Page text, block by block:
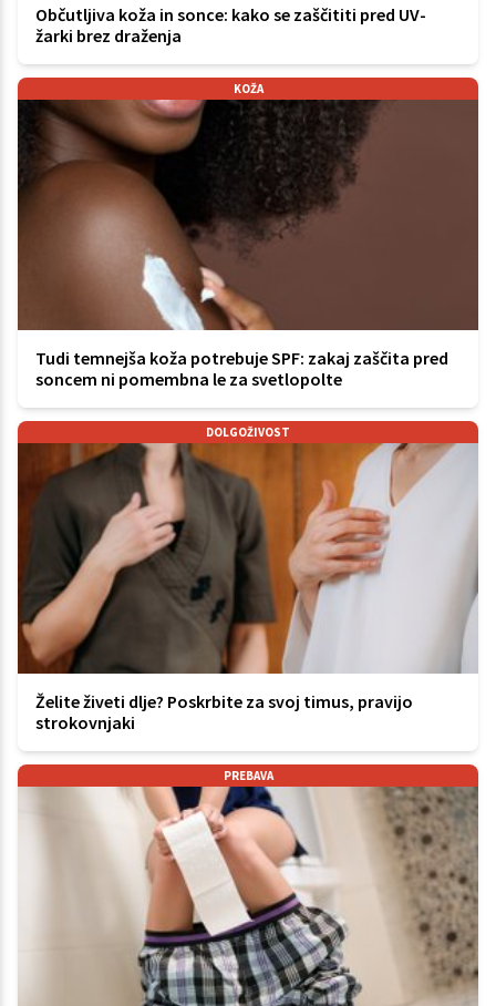
Občutljiva koža in sonce: kako se zaščititi pred UV-
žarki brez draženja
KOŽA
Tudi temnejša koža potrebuje SPF: zakaj zaščita pred
soncem ni pomembna le za svetlopolte
DOLGOŽIVOST
Želite živeti dlje? Poskrbite za svoj timus, pravijo
strokovnjaki
PREBAVA